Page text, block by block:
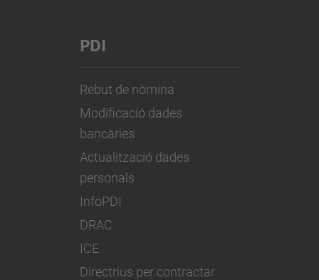
PDI
Rebut de nòmina
Modificació dades
bancàries
Actualització dades
personals
InfoPDI
DRAC
ICE
Directrius per contractar